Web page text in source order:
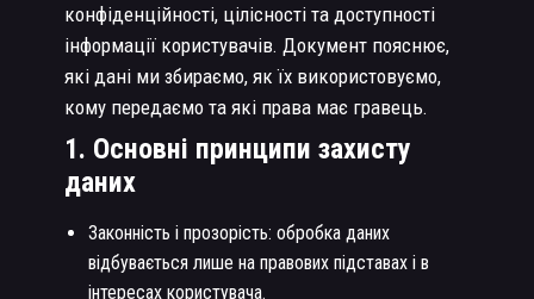
конфіденційності, цілісності та доступності
інформації користувачів. Документ пояснює,
які дані ми збираємо, як їх використовуємо,
кому передаємо та які права має гравець.
1. Основні принципи захисту
даних
Законність і прозорість: обробка даних
відбувається лише на правових підставах і в
інтересах користувача.